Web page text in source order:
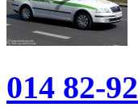
014 82-